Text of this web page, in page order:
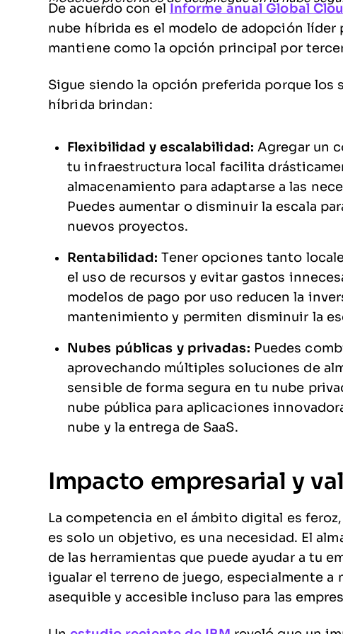
De acuerdo con el Informe anual Global
nube híbrida es el modelo de adopción líder
mantiene como la opción principal por
Sigue siendo la opción preferida porque los
híbrida brindan:
Flexibilidad y escalabilidad: Agregar un
tu infraestructura local facilita
almacenamiento para adaptarse a las
Puedes aumentar o disminuir la escala
nuevos proyectos.
Rentabilidad: Tener opciones tanto
el uso de recursos y evitar gastos
modelos de pago por uso reducen la
mantenimiento y permiten disminuir la
Nubes públicas y privadas: Puedes
aprovechando múltiples soluciones de
sensible de forma segura en tu nube
nube pública para aplicaciones
nube y la entrega de SaaS.
Impacto empresarial y
La competencia en el ámbito digital es
es solo un objetivo, es una necesidad. El
de las herramientas que puede ayudar a tu
igualar el terreno de juego, especialmente a
asequible y accesible incluso para las